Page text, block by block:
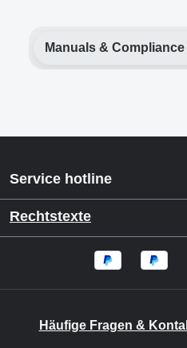
Manuals & Compliance
Service hotline
Rechtstexte
Häufige Fragen &